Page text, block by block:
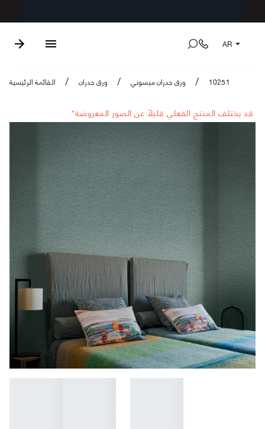
AR
القائمة الرئيسية / ورق جدران / ورق جدران ميسوني / 10251
*قد يختلف المنتج الفعلي قليلاً عن الصور المعروضة